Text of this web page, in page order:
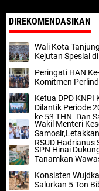
DIREKOMENDASIKAN
Wali Kota
Kejutan Spesial
Peringati HAN
Komitmen
Ketua DPD KNPI
Dilantik Periode
ke 53 THN.,Dan
Wakil Menteri
RSUD Hadrianus
SPN Hinai
Tanamkan
Konsisten
Salurkan 5 Ton